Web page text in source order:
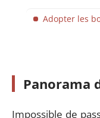
Adopter les
Panorama
Impossible de